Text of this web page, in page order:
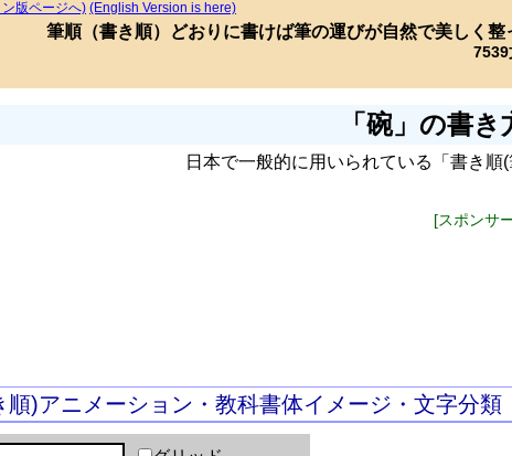
版ページへ) (English Version is here)
筆順（書き順）どおりに書けば筆の運びが自然で美しく整
7539
「碗」の書き
日本で一般的に用いられている「書き順
[スポンサ
順)アニメーション・教科書体イメージ・文字分類